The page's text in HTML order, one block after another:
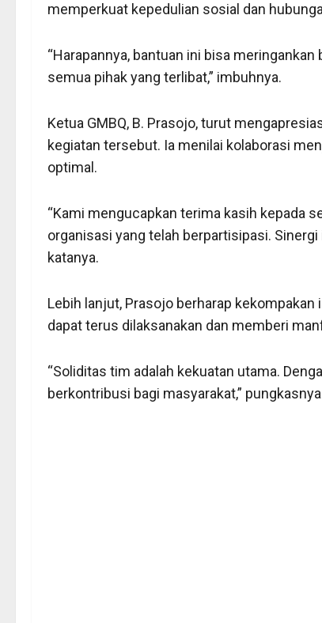
memperkuat kepedulian sosial dan
“Harapannya, bantuan ini bisa
semua pihak yang terlibat,” imbuhnya.
Ketua GMBQ, B. Prasojo, turut
kegiatan tersebut. Ia menilai kolaborasi
optimal.
“Kami mengucapkan terima kasih kepada
organisasi yang telah berpartisipasi.
katanya.
Lebih lanjut, Prasojo berharap
dapat terus dilaksanakan dan memberi
“Soliditas tim adalah kekuatan utama.
berkontribusi bagi masyarakat,”